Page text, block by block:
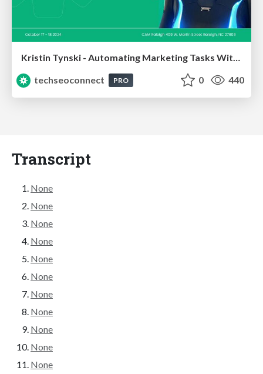
techseoconnect
PRO 0 440
Transcript
None
None
None
None
None
None
None
None
None
None
None